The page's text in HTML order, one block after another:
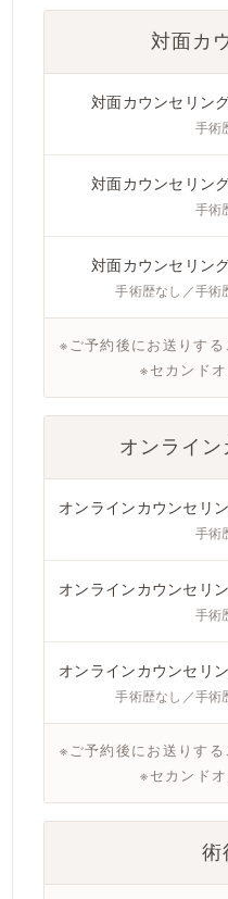
対面カ
対面カウンセリン
手術
対面カウンセリン
手術
対面カウンセリン
手術歴なし／手術
※ご予約後にお送りす
※セカンド
オンライ
オンラインカウンセリ
手術
オンラインカウンセリ
手術
オンラインカウンセリ
手術歴なし／手術
※ご予約後にお送りす
※セカンド
術